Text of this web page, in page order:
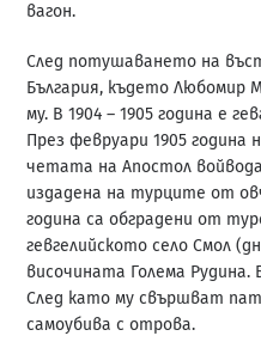
вагон.
След потушаването на
България, където Любомир
му. В 1904 – 1905 година е
През февруари 1905 година
четата на Апостол
издадена на турците от
година са обградени от
гевгелийското село Смол
височината Голема Рудина.
След като му свършват
самоубива с отрова.